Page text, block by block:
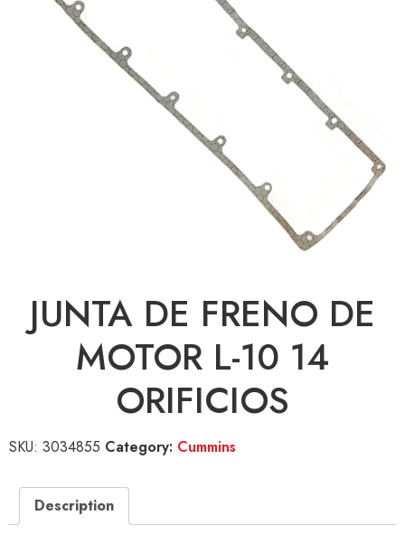
ventas@alfamontiel.com
JUNTA DE FRENO DE
MOTOR L-10 14
ORIFICIOS
SKU: 3034855 Category: Cummins
Description